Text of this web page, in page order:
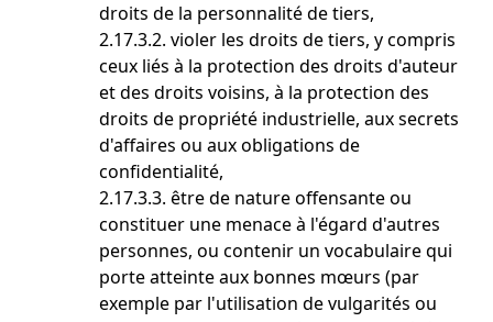
droits de la personnalité de tiers,
2.17.3.2. violer les droits de tiers, y compris
ceux liés à la protection des droits d'auteur
et des droits voisins, à la protection des
droits de propriété industrielle, aux secrets
d'affaires ou aux obligations de
confidentialité,
2.17.3.3. être de nature offensante ou
constituer une menace à l'égard d'autres
personnes, ou contenir un vocabulaire qui
porte atteinte aux bonnes mœurs (par
exemple par l'utilisation de vulgarités ou